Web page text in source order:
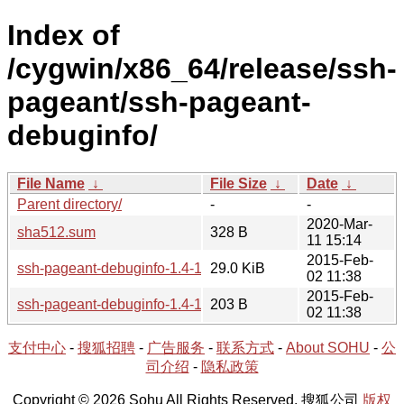
Index of
/cygwin/x86_64/release/ssh-
pageant/ssh-pageant-
debuginfo/
File Name ↓ File Size ↓ Date ↓
Parent directory/
-
-
sha512.sum
328 B
2020-Mar-
11 15:14
ssh-pageant-debuginfo-1.4-1.tar.xz29.0 KiB
2015-Feb-
02 11:38
ssh-pageant-debuginfo-1.4-1.hint203 B
2015-Feb-
02 11:38
支付中心 - 搜狐招聘 - 广告服务 - 联系方式 - About SOHU - 公
司介绍 - 隐私政策
Copyright © 2026 Sohu All Rights Reserved. 搜狐公司 版权